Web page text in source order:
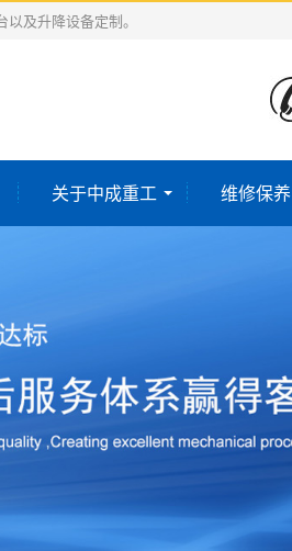
及升降设备定制。
关于中成重工 维修保养